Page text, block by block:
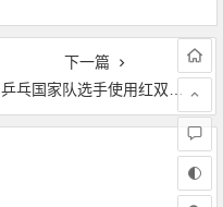
下一篇
乒乓国家队选手使用红双喜器材盘点，反手狂飚使用率增加！